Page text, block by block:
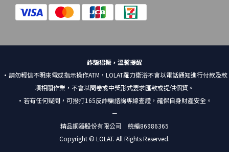
詐騙猖獗，溫馨提醒
•請勿輕信不明來電或指示操作ATM，LOLAT羅力衛浴不會以電話通知進行付款及款
項相關作業，不會以問卷或中獎形式要求匯款或提供個資。
•若有任何疑問，可撥打165反詐騙諮詢專線查證，確保自身財產安全。
－
精品銅器股份有限公司 統編86986365
Copyright © LOLAT. All Rights Reserved.